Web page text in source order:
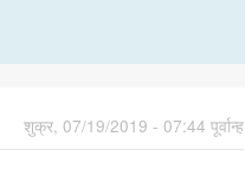
शुक्र, 07/19/2019 - 07:44 पूर्वान्ह